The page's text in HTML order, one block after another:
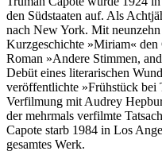
den Südstaaten auf. Als
nach New York. Mit
Kurzgeschichte »Miriam« den
Roman »Andere Stimmen,
Debüt eines literarischen
veröffentlichte »Frühstück bei
Verfilmung mit Audrey
der mehrmals verfilmte
Capote starb 1984 in Los
gesamtes Werk.